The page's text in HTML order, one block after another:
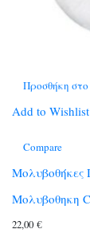
Προσθήκη
Add to Wishlist
Compare
Μολυβοθήκες
Μολυβοθηκη
22,00 €